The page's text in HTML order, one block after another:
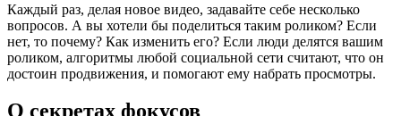
Каждый раз, делая новое видео, задавайте себе несколько
вопросов. А вы хотели бы поделиться таким роликом? Если
нет, то почему? Как изменить его? Если люди делятся вашим
роликом, алгоритмы любой социальной сети считают, что он
достоин продвижения, и помогают ему набрать просмотры.
О секретах фокусов